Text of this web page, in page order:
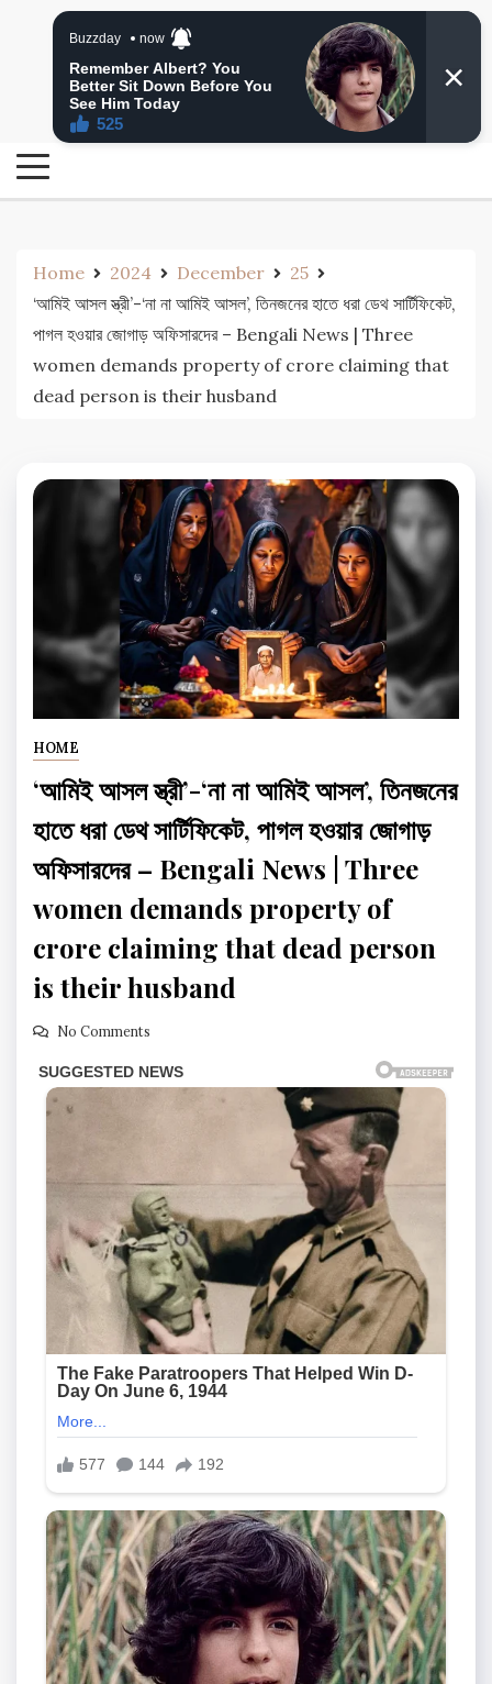
24 Ghanta Bangla News
24 Ghanta Bengali News
Home 2024 December
25
‘আমিই আসল স্ত্রী’-‘না না আমিই আসল’, তিনজনের হাতে ধরা ডেথ সার্টিফিকেট,
পাগল হওয়ার জোগাড় অফিসারদের – Bengali News | Three
women demands property of crore claiming that
dead person is their husband
HOME
‘আমিই আসল স্ত্রী’-‘না না আমিই আসল’, তিনজনের
হাতে ধরা ডেথ সার্টিফিকেট, পাগল হওয়ার জোগাড়
অফিসারদের – Bengali News | Three
women demands property of
crore claiming that dead person
is their husband
No Comments